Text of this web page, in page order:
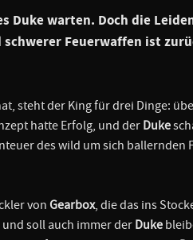
Duke warten. Doch die
Feuerwaffen ist
steht der King für drei Dinge:
hatte Erfolg, und der Duke
des wild um sich ballernden
vonGearbox, die das ins
und soll auch immer der Duke